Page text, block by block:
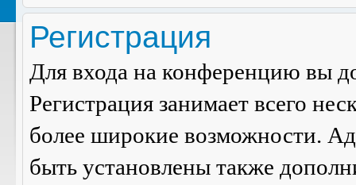
Регистрация
Для входа на конференцию вы
Регистрация занимает всего
более широкие возможности.
быть установлены также